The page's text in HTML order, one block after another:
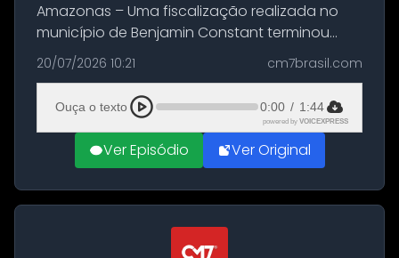
Amazonas – Uma fiscalização realizada no
município de Benjamin Constant terminou
com a apreensão de aproximadamente 115
quilos de entorpecentes em uma
embarcação atracada no porto da cidade. O
materia...
20/07/2026 10:21 cm7brasil.com
Ouça o texto 0:00 / 1:44
powered by VOICEXPRESS
Ver Episódio Ver Original